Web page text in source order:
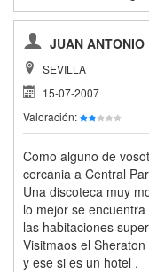
JUAN ANTONIO
SEVILLA
15-07-2007
Valoración:
Como alguno de
cercania a Central
Una discoteca muy
lo mejor se
las habitaciones
Visitmaos el
y ese si es un hotel .